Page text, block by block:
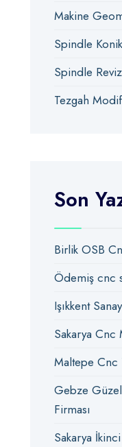
Makine
Spindle
Spindle
Tezgah
Son
Birlik OSB
Ödemiş cnc
Işıkkent
Sakarya Cnc
Maltepe Cnc
Gebze
Firması
Sakarya